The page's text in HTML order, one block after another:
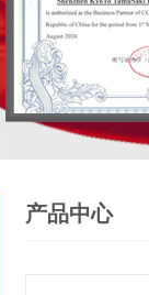
产品中心